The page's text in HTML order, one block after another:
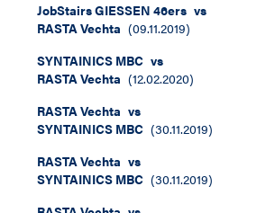
JobStairs GIESSEN 46ers vs
RASTA Vechta (09.11.2019)
SYNTAINICS MBC vs
RASTA Vechta (12.02.2020)
RASTA Vechta vs
SYNTAINICS MBC (30.11.2019)
RASTA Vechta vs
SYNTAINICS MBC (30.11.2019)